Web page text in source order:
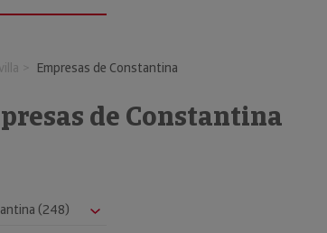
Empresas de Constantina
de Constantina